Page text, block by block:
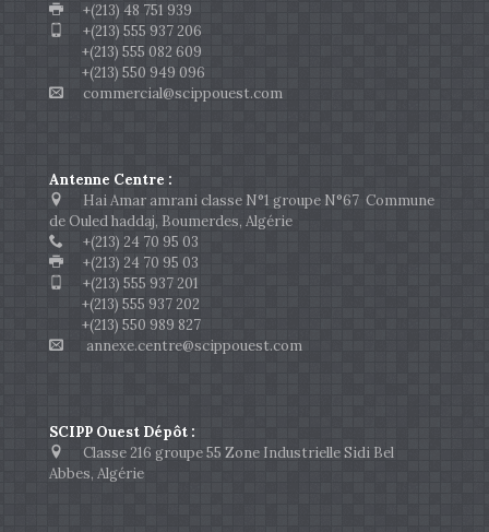
+(213) 48 751 939
+(213) 555 937 206
+(213) 555 082 609
+(213) 550 949 096
commercial@scippouest.com
Antenne Centre :
Hai Amar amrani classe N°1 groupe N°67 Commune
de Ouled haddaj, Boumerdes, Algérie
+(213) 24 70 95 03
+(213) 24 70 95 03
+(213) 555 937 201
+(213) 555 937 202
+(213) 550 989 827
annexe.centre@scippouest.com
SCIPP Ouest Dépôt :
Classe 216 groupe 55 Zone Industrielle Sidi Bel
Abbes, Algérie